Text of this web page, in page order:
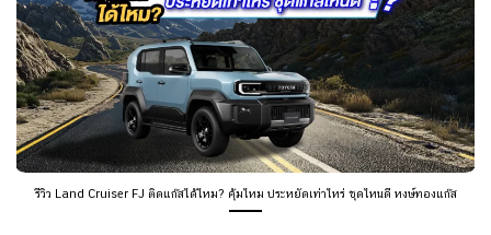
รีวิว Land Cruiser FJ ติดแก๊สได้ไหม? คุ้มไหม ประหยัดเท่าไหร่ ชุดไหนดี หงษ์ทองแก๊ส